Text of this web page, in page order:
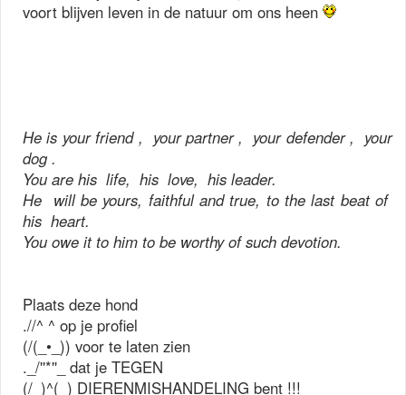
voort blijven leven in de natuur om ons heen
He is your friend , your partner , your defender , your
dog .
You are his life, his love, his leader.
He will be yours, faithful and true, to the last beat of
his heart.
You owe it to him to be worthy of such devotion.
Plaats deze hond
.//^ ^ op je profiel
(/(_•_)) voor te laten zien
._/''*''_ dat je TEGEN
(/_)^(_) DIERENMISHANDELING bent !!!